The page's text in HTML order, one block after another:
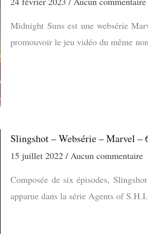
Midnight Suns est une websérie
promouvoir le jeu vidéo du même
Slingshot – Websérie – Marvel –
15 juillet 2022 Aucun commentaire
Composée de six épisodes,
apparue dans la série Agents of